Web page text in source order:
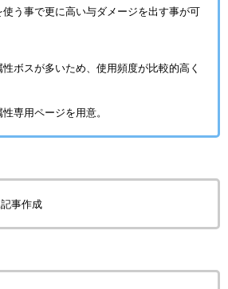
使う事で更に高い与ダメージを出す事が可
ボスが多いため、使用頻度が比較的高く
専用ページを用意。
事作成